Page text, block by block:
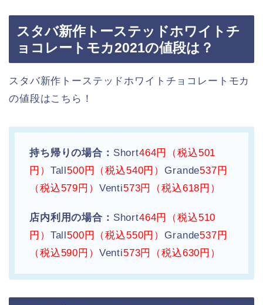
スタバ新作トーステッドホワイトチ
ョコレートモカ2021の値段は？
スタバ新作トーステッドホワイトチョコレートモカ
の値段はこちら！
持ち帰りの場合： Short464円（税込501
円） Tall 500円（税込540円） Grande537円
（税込579円） Venti573円（税込618円）
店内利用の場合： Short464円（税込510
円） Tall 500円（税込550円） Grande537円
（税込590円） Venti573円（税込630円）